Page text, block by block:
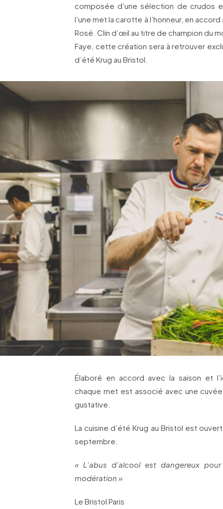
composée d’une sélection de crudos
l’une met la carotte à l’honneur, en
Rosé. Clin d’œil au titre de champion du
Faye, cette création sera à retrouver
d’été Krug au Bristol.
Élaboré en accord avec la saison et
chaque met est associé avec une
gustative.
La cuisine d’été Krug au Bristol est
septembre.
« L’abus d’alcool est dangereux
modération »
Le Bristol Paris